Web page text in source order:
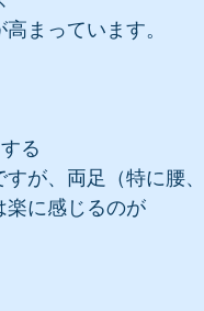
まっています。
る
が、両足（特に腰
楽に感じるのが